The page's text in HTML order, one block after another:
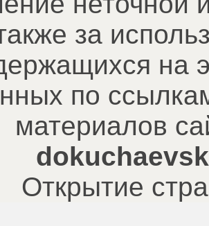
за
на
по
материалов
Открытие